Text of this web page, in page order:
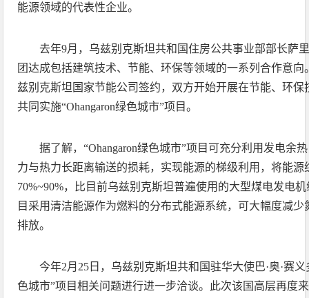
能源领域的代表性企业。
去年9月，乌兹别克斯坦共和国住房公共事业部部长萨
团达成包括建筑技术、节能、环保等领域的一系列合作意
兹别克斯坦国家节能公司签约，双方开始开展在节能、环
共同实施“Ohangaron绿色城市”项目。
据了解，“Ohangaron绿色城市”项目可充分利用发电余
力与热力长距离输送的损耗，实现能源的梯级利用，将能源
70%~90%，比目前乌兹别克斯坦普遍使用的大型煤电发电
目采用清洁能源作为燃料的分布式能源系统，可大幅度减
排放。
今年2月25日，乌兹别克斯坦共和国驻华大使巴·奥·赛义
色城市”项目相关问题进行进一步洽谈。此次该国高层再度